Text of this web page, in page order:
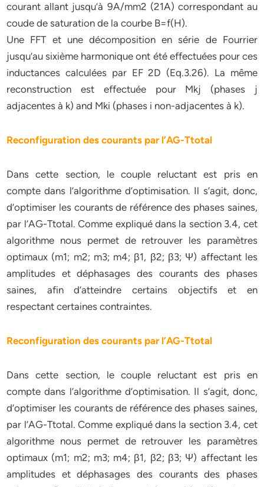
courant allant jusqu’à 9A/mm2 (21A) correspondant au
coude de saturation de la courbe B=f(H).
Une FFT et une décomposition en série de Fourrier
jusqu’au sixième harmonique ont été effectuées pour ces
inductances calculées par EF 2D (Eq.3.26). La même
reconstruction est effectuée pour Mkj (phases j
adjacentes à k) and Mki (phases i non-adjacentes à k).
Reconfiguration des courants par l’AG-Ttotal
Dans cette section, le couple reluctant est pris en
compte dans l’algorithme d’optimisation. Il s’agit, donc,
d’optimiser les courants de référence des phases saines,
par l’AG-Ttotal. Comme expliqué dans la section 3.4, cet
algorithme nous permet de retrouver les paramètres
optimaux (m1; m2; m3; m4; β1, β2; β3; Ψ) affectant les
amplitudes et déphasages des courants des phases
saines, afin d’atteindre certains objectifs et en
respectant certaines contraintes.
Reconfiguration des courants par l’AG-Ttotal
Dans cette section, le couple reluctant est pris en
compte dans l’algorithme d’optimisation. Il s’agit, donc,
d’optimiser les courants de référence des phases saines,
par l’AG-Ttotal. Comme expliqué dans la section 3.4, cet
algorithme nous permet de retrouver les paramètres
optimaux (m1; m2; m3; m4; β1, β2; β3; Ψ) affectant les
amplitudes et déphasages des courants des phases